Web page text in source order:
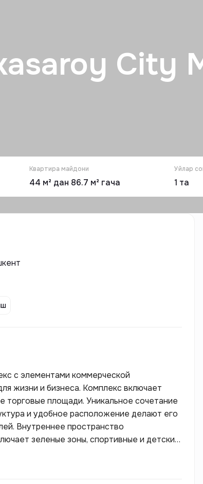
City
Квартира майдони
44 м² дан 86.7 м² гача
Уйлар
1 та
с элементами коммерческой
жизни и бизнеса. Комплекс включает
торговые площади. Уникальное сочетание
и удобное расположение делают его
Внутреннее пространство
зеленые зоны, спортивные и детские